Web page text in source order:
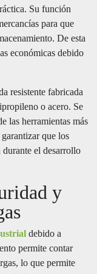
Su función
para que
De esta
económicas debido
resistente fabricada
o acero. Se
las herramientas más
que los
durante el desarrollo
y
debido a
permite contar
lo que permite